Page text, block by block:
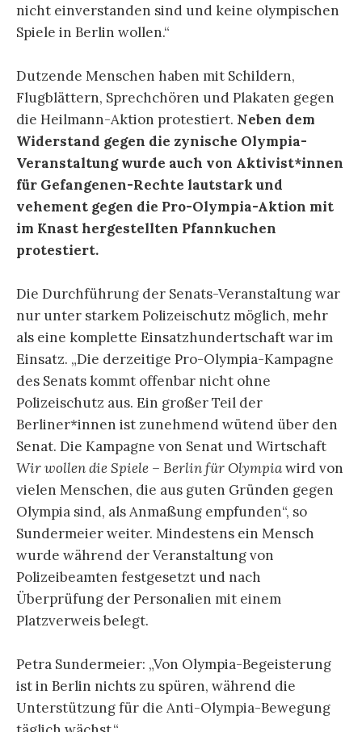
nicht einverstanden sind und keine olympischen
Spiele in Berlin wollen.“
Dutzende Menschen haben mit Schildern,
Flugblättern, Sprechchören und Plakaten gegen
die Heilmann-Aktion protestiert. Neben dem
Widerstand gegen die zynische Olympia-
Veranstaltung wurde auch von Aktivist*innen
für Gefangenen-Rechte lautstark und
vehement gegen die Pro-Olympia-Aktion mit
im Knast hergestellten Pfannkuchen
protestiert.
Die Durchführung der Senats-Veranstaltung war
nur unter starkem Polizeischutz möglich, mehr
als eine komplette Einsatzhundertschaft war im
Einsatz. „Die derzeitige Pro-Olympia-Kampagne
des Senats kommt offenbar nicht ohne
Polizeischutz aus. Ein großer Teil der
Berliner*innen ist zunehmend wütend über den
Senat. Die Kampagne von Senat und Wirtschaft
Wir wollen die Spiele – Berlin für Olympiawird von
vielen Menschen, die aus guten Gründen gegen
Olympia sind, als Anmaßung empfunden“, so
Sundermeier weiter. Mindestens ein Mensch
wurde während der Veranstaltung von
Polizeibeamten festgesetzt und nach
Überprüfung der Personalien mit einem
Platzverweis belegt.
Petra Sundermeier: „Von Olympia-Begeisterung
ist in Berlin nichts zu spüren, während die
Unterstützung für die Anti-Olympia-Bewegung